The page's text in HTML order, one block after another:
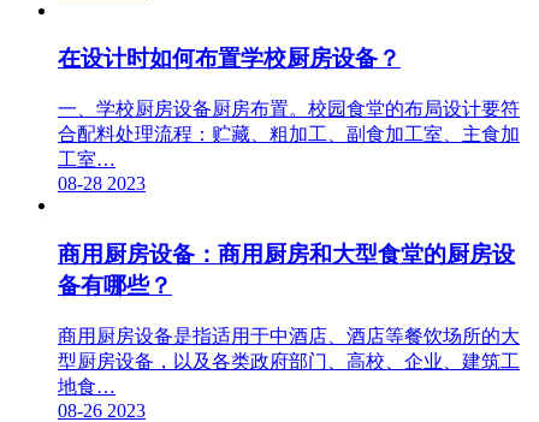
在设计时如何布置学校厨房设备？
一、学校厨房设备厨房布置。校园食堂的布局设计要符
合配料处理流程：贮藏、粗加工、副食加工室、主食加
工室…
08-28 2023
商用厨房设备：商用厨房和大型食堂的厨房设
备有哪些？
商用厨房设备是指适用于中酒店、酒店等餐饮场所的大
型厨房设备，以及各类政府部门、高校、企业、建筑工
地食…
08-26 2023